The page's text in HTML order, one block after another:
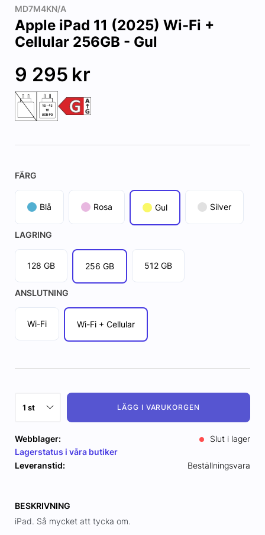
MD7M4KN/A
Apple iPad 11 (2025) Wi-Fi +
Cellular 256GB - Gul
9 295 kr
FÄRG
Blå Rosa Gul Silver
LAGRING
128 GB 256 GB 512 GB
ANSLUTNING
Wi-Fi Wi-Fi + Cellular
LÄGG I VARUKORGEN
Webblager:
Slut i lager
Lagerstatus i våra butiker
Leveranstid:
Beställningsvara
BESKRIVNING
iPad. Så mycket att tycka om.